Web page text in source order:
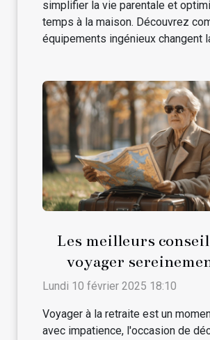
simplifier la vie parentale et
temps à la maison. Découvrez
équipements ingénieux changent
Les meilleurs
voyager
retraite
Lundi 10 février 2025 18:10
Voyager à la retraite est un
avec impatience, l'occasion de